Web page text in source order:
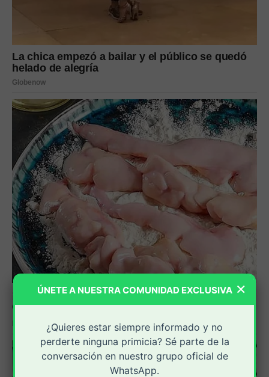
×
ÚNETE A NUESTRA COMUNIDAD EXCLUSIVA
¿Quieres estar siempre informado y no
perderte ninguna primicia? Sé parte de la
conversación en nuestro grupo oficial de
WhatsApp.